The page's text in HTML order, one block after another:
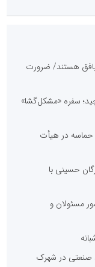
بافق هستند/ ضرورت
سفره «مشکل‌گشا»
در هیأت
حسینی با
مسئولان و
صنعتی در شهرک